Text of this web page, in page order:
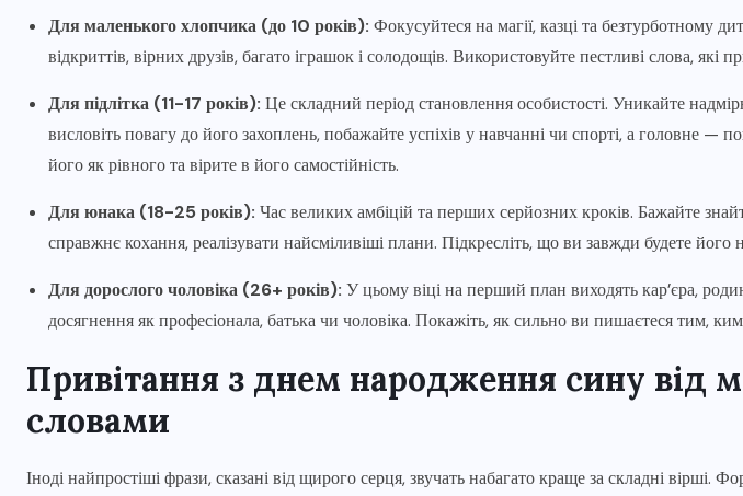
Для маленького хлопчика (до 10 років): Фокусуйтеся на магії, казці та безтурботному
відкриттів, вірних друзів, багато іграшок і солодощів. Використовуйте пестливі слова, які
Для підлітка (11-17 років): Це складний період становлення особистості. Уникайте
висловіть повагу до його захоплень, побажайте успіхів у навчанні чи спорті, а головне —
його як рівного та вірите в його самостійність.
Для юнака (18-25 років): Час великих амбіцій та перших серйозних кроків. Бажайте
справжнє кохання, реалізувати найсміливіші плани. Підкресліть, що ви завжди будете його
Для дорослого чоловіка (26+ років): У цьому віці на перший план виходять кар’єра,
досягнення як професіонала, батька чи чоловіка. Покажіть, як сильно ви пишаєтеся тим, ким
Привітання з днем народження сину від
словами
Іноді найпростіші фрази, сказані від щирого серця, звучать набагато краще за складні